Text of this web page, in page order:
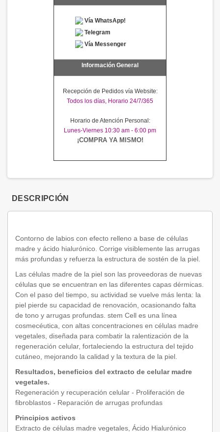
Vía WhatsApp!
Telegram
Vía Messenger
Información General
Recepción de Pedidos vía Website:
Todos los días, Horario 24/7/365
Horario de Atención Personal:
Lunes-Viernes 10:30 am - 6:00 pm
¡COMPRA YA MISMO!
DESCRIPCIÓN
Contorno de labios con efecto relleno a base de células
madre y ácido hialurónico. Corrige visiblemente las arrugas
más profundas y refuerza la estructura de sostén de la piel.
Las células madre de la piel son las proveedoras de nuevas
células que se encuentran en las diferentes capas dérmicas.
Con el paso del tiempo, su actividad se vuelve más lenta: la
piel pierde su capacidad de renovación, ocasionando falta
de tono y arrugas profundas. stem Cell es una línea
cosmecéutica, con altas concentraciones en células madre
vegetales, diseñada para combatir la ralentización de la
regeneración celular, fortaleciendo la estructura del tejido
cutáneo, mejorando la calidad y la textura de la piel.
Resultados, beneficios del extracto de celular madre
vegetales.
Regeneración y recuperación celular - Proliferación de
fibroblastos - Reparación de arrugas profundas
Principios activos
Extracto de células madre vegetales, Ácido Hialurónico